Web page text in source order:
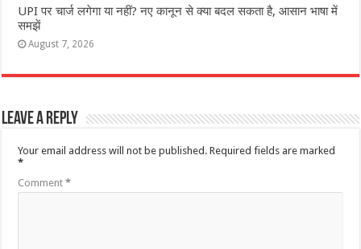
UPI पर चार्ज लगेगा या नहीं? नए कानून से क्या बदल सकता है, आसान भाषा में
समझें
August 7, 2026
Leave a Reply
Your email address will not be published. Required fields are marked
*
Comment*